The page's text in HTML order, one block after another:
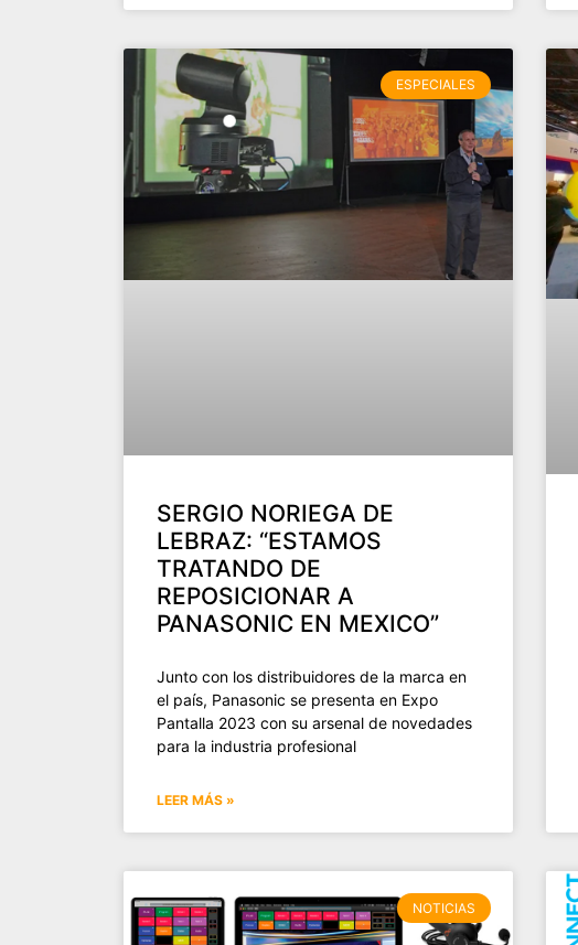
ESPECIALES
SERGIO NORIEGA DE
LEBRAZ: “ESTAMOS
TRATANDO DE
REPOSICIONAR A
PANASONIC EN MEXICO”
Junto con los distribuidores de la marca en
el país, Panasonic se presenta en Expo
Pantalla 2023 con su arsenal de novedades
para la industria profesional
LEER MÁS »
NOTICIAS